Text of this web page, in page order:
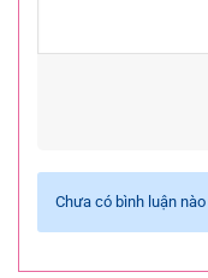
Chưa có bình luận nào